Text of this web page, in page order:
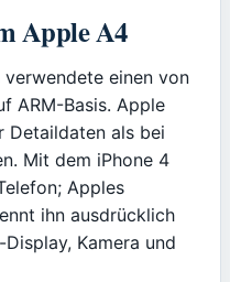
Apple A4
einen von
ARM-Basis. Apple
als bei
Mit dem iPhone 4
Apples
ihn ausdrücklich
Kamera und